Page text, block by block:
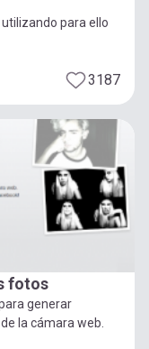
para ello
3187
fotos
generar
la cámara web.